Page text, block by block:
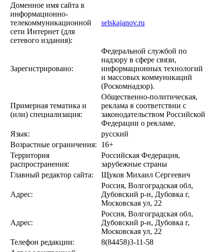
Доменное имя сайта в
информационно-
телекоммуникационной
сети Интернет (для
сетевого издания):
selskajanov.ru
Зарегистрировано:
Федеральной службой по
надзору в сфере связи,
информационных технологий
и массовых коммуникаций
(Роскомнадзор).
Примерная тематика и
(или) специализация:
Общественно-политическая,
реклама в соответствии с
законодательством Российской
Федерации о рекламе.
Язык:
русский
Возрастные ограничения:
16+
Территория
распространения:
Российская Федерация,
зарубежные страны
Главный редактор сайта:
Щуков Михаил Сергеевич
Адрес:
Россия, Волгоградская обл,
Дубовский р-н, Дубовка г,
Московская ул, 22
Адрес:
Россия, Волгоградская обл,
Дубовский р-н, Дубовка г,
Московская ул, 22
Телефон редакции:
8(84458)3-11-58